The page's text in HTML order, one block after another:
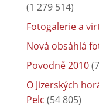
(1 279 514)
Fotogalerie a
Nová obsáhlá
Povodně 2010
O Jizerských
Pelc (54 805)